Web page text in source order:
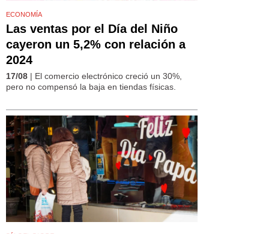
ECONOMÍA
Las ventas por el Día del Niño
cayeron un 5,2% con relación a
2024
17/08 | El comercio electrónico creció un 30%,
pero no compensó la baja en tiendas físicas.